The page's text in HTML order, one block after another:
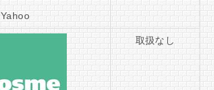
Yahoo
取扱なし